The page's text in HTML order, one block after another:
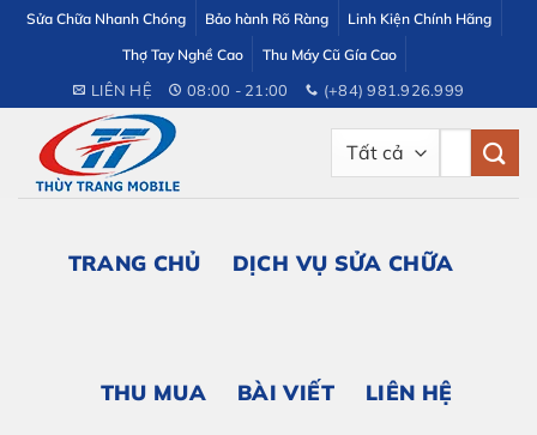
dung
Sửa Chữa Nhanh Chóng Bảo hành Rõ Ràng
Linh Kiện Chính Hãng
Thợ Tay Nghề Cao
Thu Máy Cũ Gía Cao
LIÊN HỆ 08:00 - 21:00 (+84) 981.926.999
TRANG CHỦ DỊCH VỤ SỬA CHỮA
THU MUA BÀI VIẾT LIÊN HỆ